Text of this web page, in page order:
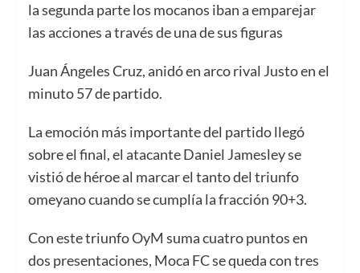
la segunda parte los mocanos iban a emparejar
las acciones a través de una de sus figuras
Juan Ángeles Cruz, anidó en arco rival Justo en el
minuto 57 de partido.
La emoción más importante del partido llegó
sobre el final, el atacante Daniel Jamesley se
vistió de héroe al marcar el tanto del triunfo
omeyano cuando se cumplía la fracción 90+3.
Con este triunfo OyM suma cuatro puntos en
dos presentaciones, Moca FC se queda con tres